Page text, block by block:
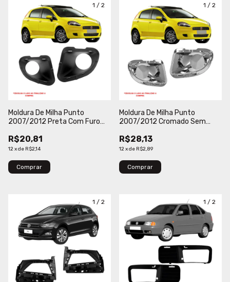
1 / 2
Moldura De Milha Punto
2007/2012 Preta Com Furo
R$20,81
12xde R$2,14
Comprar
1 / 2
Moldura De Milha Punto
2007/2012 Cromado Sem
R$28,13
12xde R$2,89
Comprar
1 / 2 1 / 2